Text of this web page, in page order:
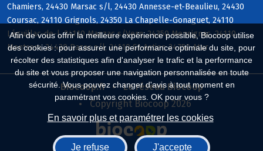
Afin de vous offrir la meilleure expérience possible, Biocoop utilise
des cookies : pour assurer une performance optimale du site, pour
récolter des statistiques afin d'analyser le trafic et la performance
du site et vous proposer une navigation personnalisée en toute
sécurité. Vous pouvez changer d'avis à tout moment en
paramétrant vos cookies. OK pour vous ?
En savoir plus et paramétrer les cookies
Je refuse J'accepte
Chamiers, 24430 Marsac s/l, 24430 Annesse-et-Beaulieu, 24430
Coursac, 24110 Grignols, 24350 La Chapelle-Gonaguet, 24110
Léguillac-de-l, 24110 Manzac s/Vern, 24350 Mensignac, 24110
Montrem, 24430 Razac s/l, 24110 St-Astier, 24750 Atur
Biocoop.fr
Le réseau Biocoop
Copyright Biocoop 2026